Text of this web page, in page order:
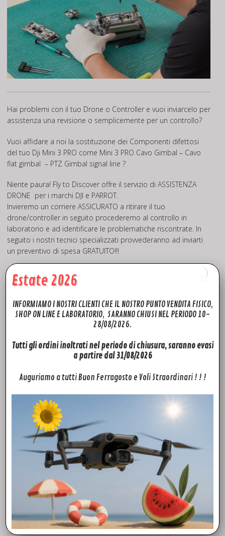
Hai problemi con il tuo Drone o Controller e vuoi inviarcelo per
assistenza una revisione o semplicemente per un controllo?
Vuoi affidare a noi la sostituzione dei Componenti difettosi
del tuo Dji Mini 3 PRO come Mini 3 PRO Cavo Gimbal – Cavo
flat gimbal – PTZ Gimbal signal line ?
Niente paura! Fly to Discover offre il servizio di ASSISTENZA
DRONE per i marchi DJI e PARROT.
Invieremo un corriere ASSICURATO a ritirare il tuo
drone/controller in seguito procederemo al controllo in
laboratorio e ad identificare le problematiche riscontrate. In
seguito i nostri tecnici specializzati provvederanno ad inviarti
un preventivo di spesa GRATUITO!!!
Deciderai solo allora se procedere o meno alla riparazione o
revisione, altrimenti ti invieremo indietro il tuo drone.
Per saperne di più, visita la pagina dedicata all’assistenza
tecnica per il tuo drone>> QUI<<
Rivendita Accessori Dji Mini 3 PRO
Estate 2026
INFORMIAMO I NOSTRI CLIENTI CHE IL NOSTRO PUNTO VENDITA FISICO,
SHOP ON LINE E LABORATORIO, SARANNO CHIUSI NEL PERIODO 10-
28/08/2026.
Tutti gli ordini inoltrati nel periodo di chiusura, saranno evasi
a partire dal 31/08/2026
Auguriamo a tutti Buon Ferragosto e Voli Straordinari ! ! !